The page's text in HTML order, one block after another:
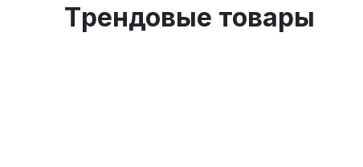
Tрендовые товары